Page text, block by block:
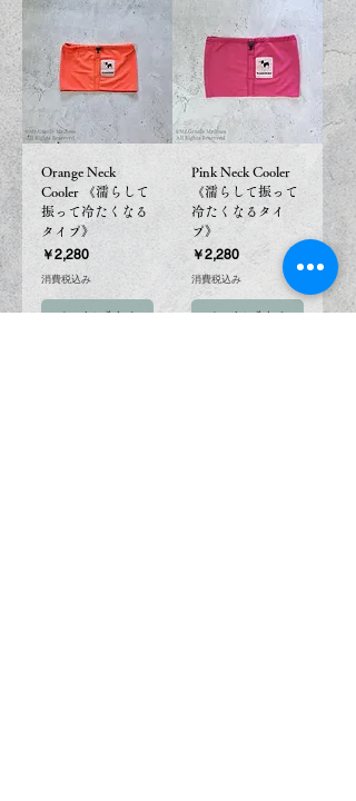
Orange Neck
Cooler 《濡らして
振って冷たくなる
タイプ》
価格
￥2,280
消費税込み
カートに入れる
Pink Neck Cooler
《濡らして振って
冷たくなるタイ
プ》
価格
￥2,280
消費税込み
カートに入れる